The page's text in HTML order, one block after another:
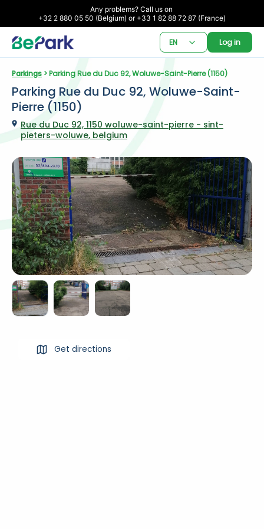
Any problems? Call us on
+32 2 880 05 50 (Belgium) or +33 1 82 88 72 87 (France)
EN Log in
Parkings > Parking Rue du Duc 92, Woluwe-Saint-Pierre (1150)
Parking Rue du Duc 92, Woluwe-Saint-
Pierre (1150)
Rue du Duc 92, 1150 woluwe-saint-pierre - sint-
pieters-woluwe, belgium
Get directions